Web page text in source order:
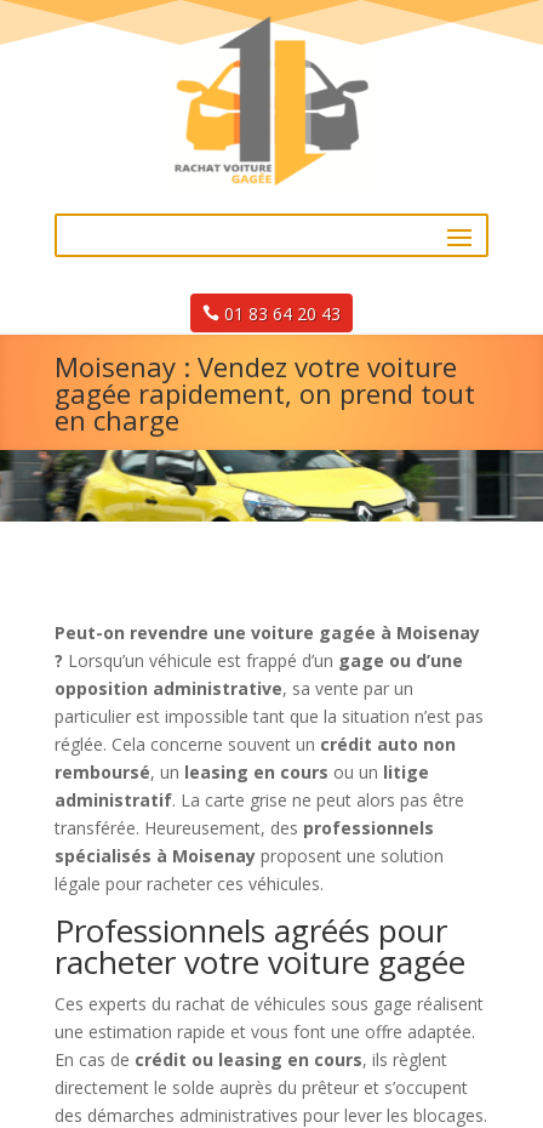
01 83 64 20 43
Moisenay : Vendez votre voiture
gagée rapidement, on prend tout
en charge
Peut-on revendre une voiture gagée à Moisenay
? Lorsqu’un véhicule est frappé d’un gage ou d’une
opposition administrative, sa vente par un
particulier est impossible tant que la situation n’est pas
réglée. Cela concerne souvent un crédit auto non
remboursé, un leasing en cours ou un litige
administratif. La carte grise ne peut alors pas être
transférée. Heureusement, des professionnels
spécialisés à Moisenayproposent une solution
légale pour racheter ces véhicules.
Professionnels agréés pour
racheter votre voiture gagée
Ces experts du rachat de véhicules sous gage réalisent
une estimation rapide et vous font une offre adaptée.
En cas de crédit ou leasing en cours, ils règlent
directement le solde auprès du prêteur et s’occupent
des démarches administratives pour lever les blocages.